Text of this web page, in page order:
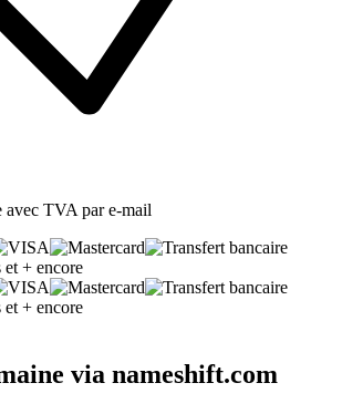
avec TVA par e-mail
et + encore
et + encore
via nameshift.com